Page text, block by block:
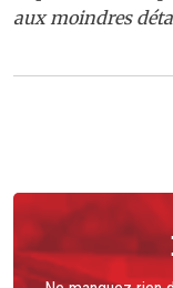
aux moindres